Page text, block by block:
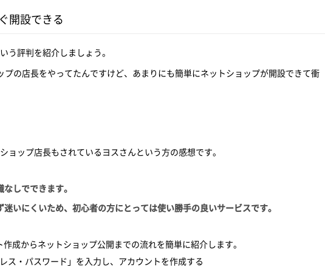
開設できる
う評判を紹介しましょう。
プの店長をやってたんですけど、あまりにも簡単にネットショップが開設できて衝
ョップ店長もされているヨスさんという方の感想です。
しでできます。
迷いにくいため、初心者の方にとっては使い勝手の良いサービスです。
成からネットショップ公開までの流れを簡単に紹介します。
ス・パスワード」を入力し、アカウントを作成する